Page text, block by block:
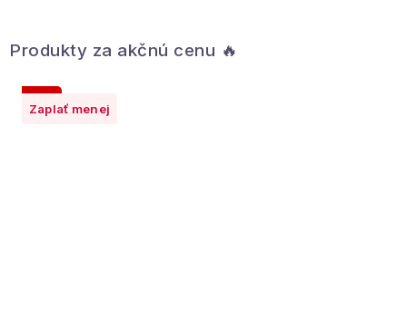
Produkty za akčnú cenu 🔥
Zaplať menej
Zaplať menej
Zaplať menej
Zaplať menej
1 + 1
Zaplať menej